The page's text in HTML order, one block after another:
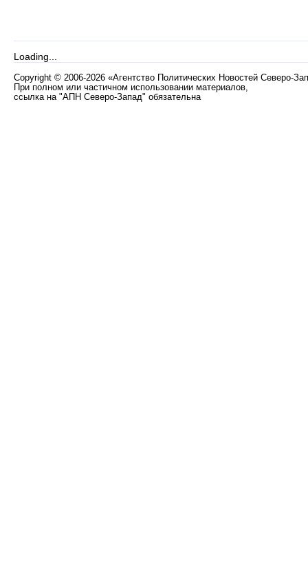
Loading...
Copyright © 2006-2026 «Агентство Политических Новостей Северо-
При полном или частичном использовании материалов,
ссылка на "АПН Северо-Запад" обязательна